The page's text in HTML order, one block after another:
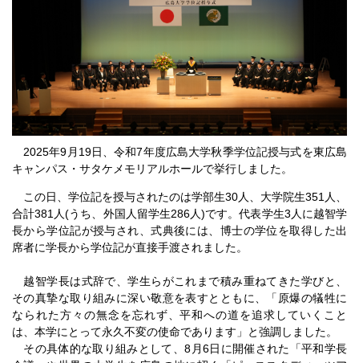
2025年9月19日、令和7年度広島大学秋季学位記授与式を東広島
キャンパス・サタケメモリアルホールで挙行しました。
この日、学位記を授与されたのは学部生30人、大学院生351人、
合計381人(うち、外国人留学生286人)です。代表学生3人に越智学
長から学位記が授与され、式典後には、博士の学位を取得した出
席者に学長から学位記が直接手渡されました。
越智学長は式辞で、学生らがこれまで積み重ねてきた学びと、
その真摯な取り組みに深い敬意を表すとともに、「原爆の犠牲に
なられた方々の無念を忘れず、平和への道を追求していくこと
は、本学にとって永久不変の使命であります」と強調しました。
その具体的な取り組みとして、8月6日に開催された「平和学長